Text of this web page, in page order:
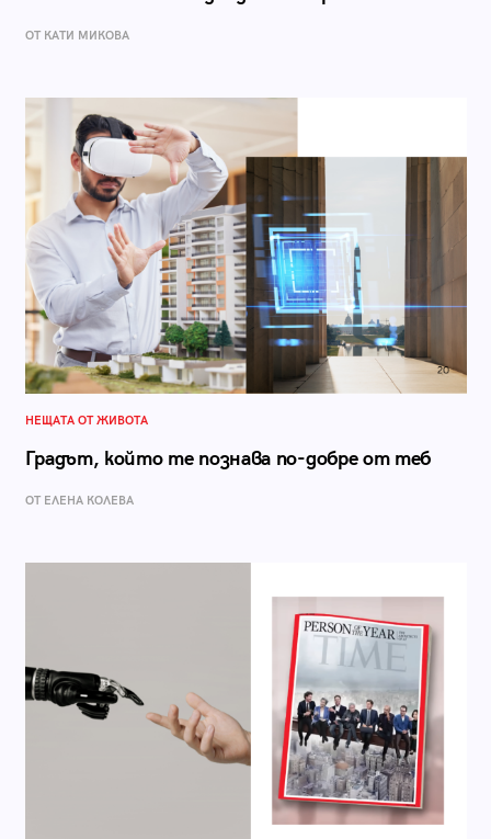
ОТ КАТИ МИКОВА
НЕЩАТА ОТ ЖИВОТА
Градът, който те познава по-добре от теб
ОТ ЕЛЕНА КОЛЕВА